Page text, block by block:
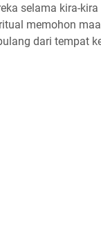
selama kira-
memohon
dari tempat